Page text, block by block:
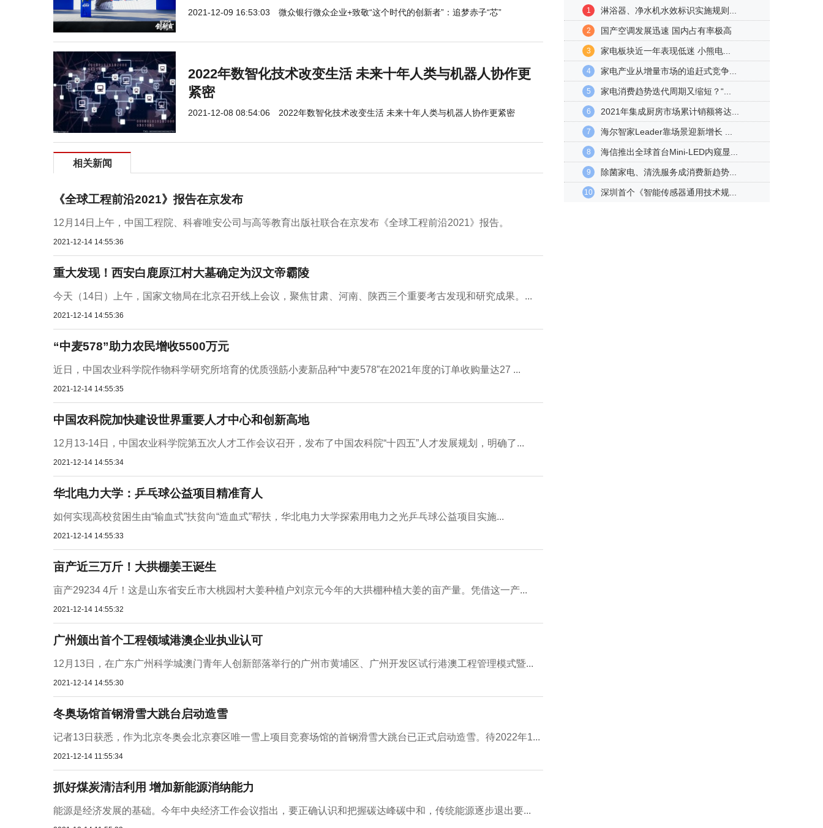
2021-12-09 16:53:03 微众银行微众企业+致敬“这个时代的创新者”：追梦赤子“芯”
2022年数智化技术改变生活 未来十年人类与机器人协作更
紧密
2021-12-08 08:54:06 2022年数智化技术改变生活 未来十年人类与机器人协作更紧密
相关新闻
《全球工程前沿2021》报告在京发布
12月14日上午，中国工程院、科睿唯安公司与高等教育出版社联合在京发布《全球工程前沿2021》报告。
2021-12-14 14:55:36
重大发现！西安白鹿原江村大墓确定为汉文帝霸陵
今天（14日）上午，国家文物局在北京召开线上会议，聚焦甘肃、河南、陕西三个重要考古发现和研究成果。...
2021-12-14 14:55:36
“中麦578”助力农民增收5500万元
近日，中国农业科学院作物科学研究所培育的优质强筋小麦新品种“中麦578”在2021年度的订单收购量达27 ...
2021-12-14 14:55:35
中国农科院加快建设世界重要人才中心和创新高地
12月13-14日，中国农业科学院第五次人才工作会议召开，发布了中国农科院“十四五”人才发展规划，明确了...
2021-12-14 14:55:34
华北电力大学：乒乓球公益项目精准育人
如何实现高校贫困生由“输血式”扶贫向“造血式”帮扶，华北电力大学探索用电力之光乒乓球公益项目实施...
2021-12-14 14:55:33
亩产近三万斤！大拱棚姜王诞生
亩产29234 4斤！这是山东省安丘市大桃园村大姜种植户刘京元今年的大拱棚种植大姜的亩产量。凭借这一产...
2021-12-14 14:55:32
广州颁出首个工程领域港澳企业执业认可
12月13日，在广东广州科学城澳门青年人创新部落举行的广州市黄埔区、广州开发区试行港澳工程管理模式暨...
2021-12-14 14:55:30
冬奥场馆首钢滑雪大跳台启动造雪
记者13日获悉，作为北京冬奥会北京赛区唯一雪上项目竞赛场馆的首钢滑雪大跳台已正式启动造雪。待2022年1...
2021-12-14 11:55:34
抓好煤炭清洁利用 增加新能源消纳能力
能源是经济发展的基础。今年中央经济工作会议指出，要正确认识和把握碳达峰碳中和，传统能源逐步退出要...
1 淋浴器、净水机水效标识实施规则...
2 国产空调发展迅速 国内占有率极高
3 家电板块近一年表现低迷 小熊电...
4 家电产业从增量市场的追赶式竞争...
5 家电消费趋势迭代周期又缩短？“...
6 2021年集成厨房市场累计销额将达...
7 海尔智家Leader靠场景迎新增长 ...
8 海信推出全球首台Mini-LED内窥显...
9 除菌家电、清洗服务成消费新趋势...
10 深圳首个《智能传感器通用技术规...